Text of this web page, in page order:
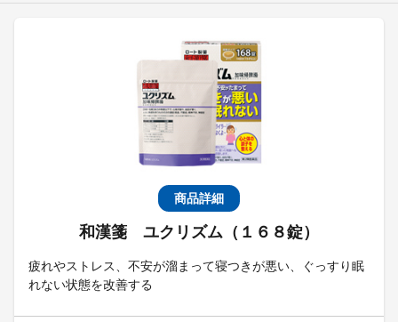
商品詳細
和漢箋 ユクリズム（１６８錠）
疲れやストレス、不安が溜まって寝つきが悪い、ぐっすり眠
れない状態を改善する